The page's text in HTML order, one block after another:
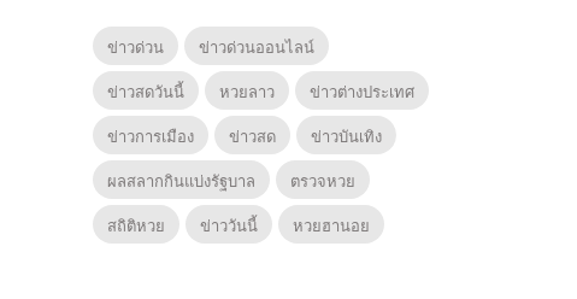
ข่าวด่วน
ข่าวด่วนออนไลน์
ข่าวสดวันนี้
หวยลาว
ข่าวต่างประเทศ
ข่าวการเมือง
ข่าวสด
ข่าวบันเทิง
ผลสลากกินแบ่งรัฐบาล
ตรวจหวย
สถิติหวย
ข่าววันนี้ หวยฮานอย